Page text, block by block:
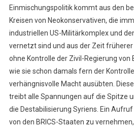
Einmischungspolitik kommt aus den
Kreisen von Neokonservativen, die
industriellen US-Militärkomplex und
vernetzt sind und aus der Zeit
ohne Kontrolle der Zivil-Regierung von
wie sie schon damals fern der
verhängnisvolle Macht ausübten.
treibt alle Spannungen auf die Spitze
die Destabilisierung Syriens. Ein
von den BRICS-Staaten zu